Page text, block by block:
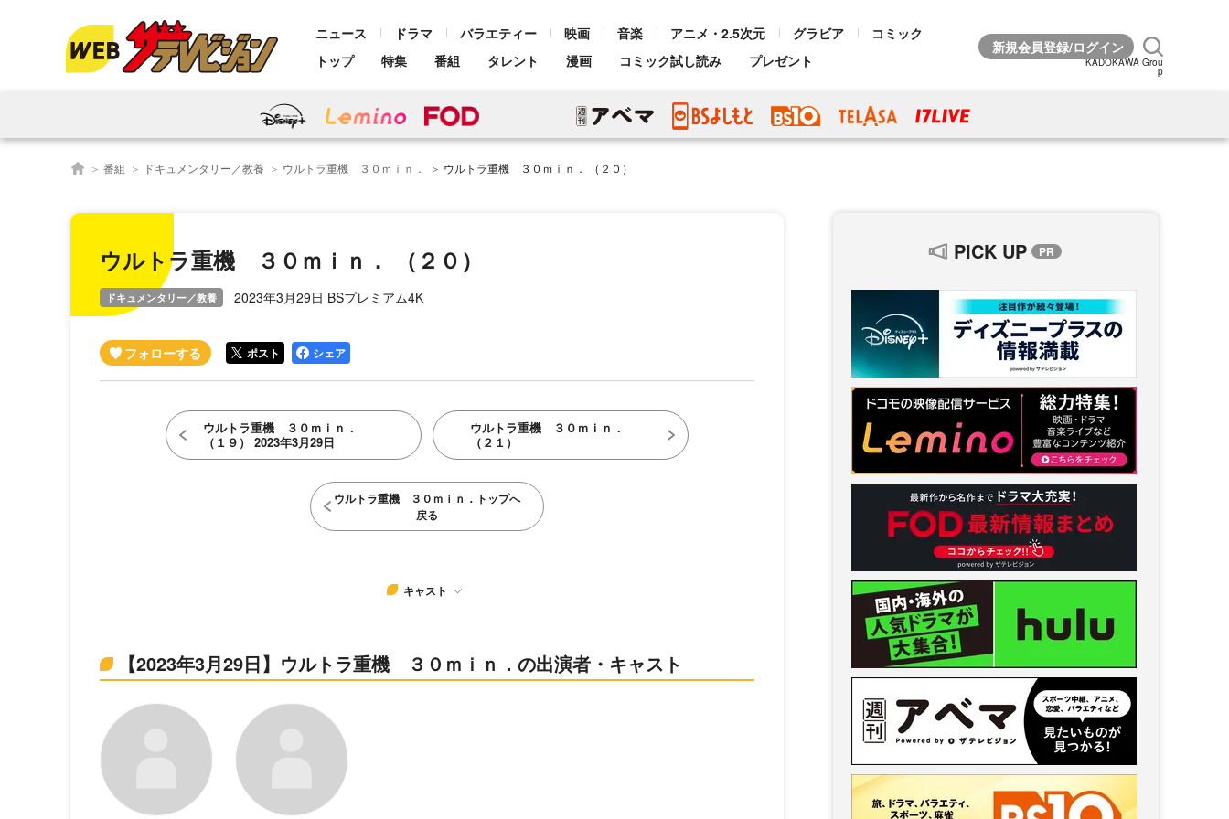
ニュース ドラマ バラエティー 映画 音楽 アニメ・2.5次元 グラビア
コミック
トップ
特集 番組 タレント 漫画 コミック試し読み プレゼント KADOKAWA Grou
p
番組 ドキュメンタリー／教養 ウルトラ重機 ３０ｍｉｎ． ウルトラ重機 ３０ｍｉｎ． （２０）
ウルトラ重機 ３０ｍｉｎ． （２０）
ドキュメンタリー／教養 2023年3月29日 BSプレミアム4K
ポスト シェア
ウルトラ重機 ３０ｍｉｎ．
（１９） 2023年3月29日
ウルトラ重機 ３０ｍｉｎ．
（２１）
ウルトラ重機 ３０ｍｉｎ．トップへ
戻る
キャスト
【2023年3月29日】ウルトラ重機 ３０ｍｉｎ．の出演者・キャスト
PICK UP